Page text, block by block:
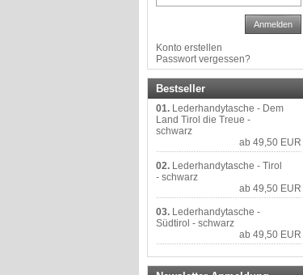
Anmelden
Konto erstellen
Passwort vergessen?
Bestseller
01. Lederhandytasche - Dem
Land Tirol die Treue -
schwarz
ab 49,50 EUR
02. Lederhandytasche - Tirol
- schwarz
ab 49,50 EUR
03. Lederhandytasche -
Südtirol - schwarz
ab 49,50 EUR